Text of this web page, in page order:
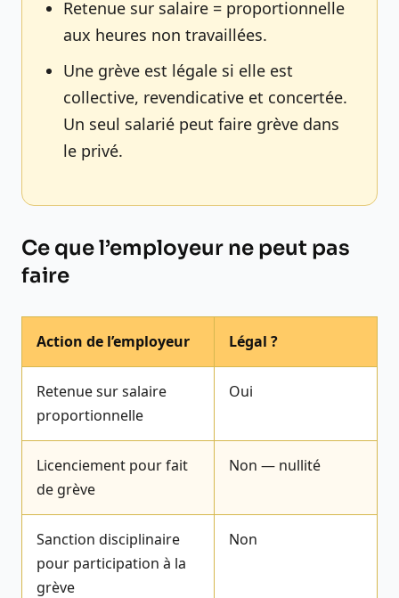
Retenue sur salaire = proportionnelle
aux heures non travaillées.
Une grève est légale si elle est
collective, revendicative et concertée.
Un seul salarié peut faire grève dans
le privé.
Ce que l’employeur ne peut pas
faire
Action de l’employeur Légal ?
Retenue sur salaire
proportionnelle
Oui
Licenciement pour fait
de grève
Non — nullité
Sanction disciplinaire
pour participation à la
grève
Non